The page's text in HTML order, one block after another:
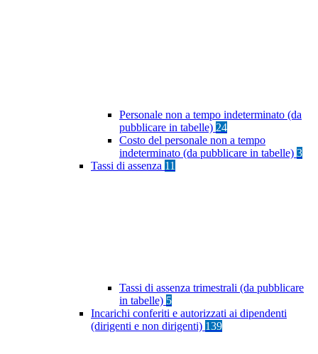
Personale non a tempo indeterminato (da
pubblicare in tabelle) 24
Costo del personale non a tempo
indeterminato (da pubblicare in tabelle) 3
Tassi di assenza 11
Tassi di assenza trimestrali (da pubblicare
in tabelle) 5
Incarichi conferiti e autorizzati ai dipendenti
(dirigenti e non dirigenti) 139